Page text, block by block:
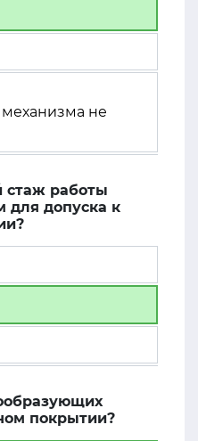
не
работы
для допуска к
покрытии?